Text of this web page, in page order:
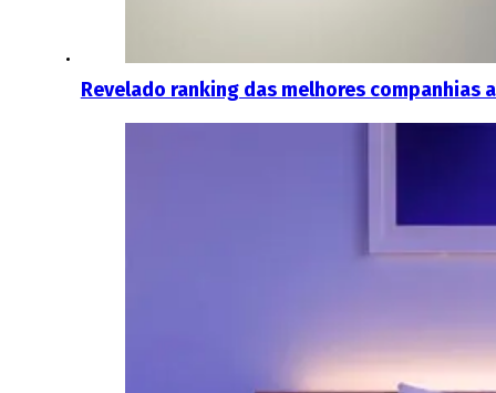
Revelado ranking das melhores companhias